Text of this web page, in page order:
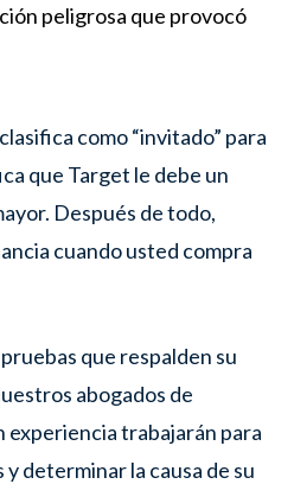
peligrosa que provocó
como “invitado” para
que Target le debe un
Después de todo,
cuando usted compra
que respalden su
abogados de
experiencia trabajarán para
determinar la causa de su